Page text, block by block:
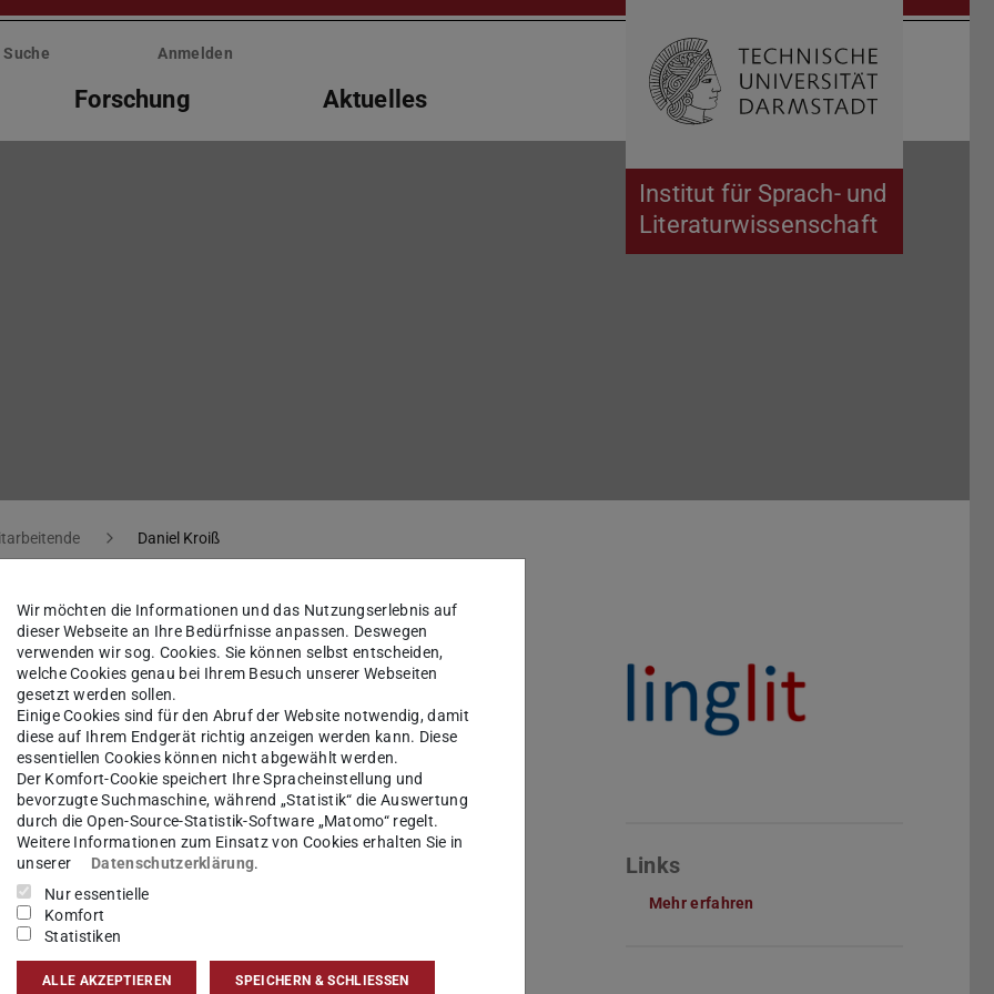
Institut für Sprach- und
Literaturwissenschaft
Suche Anmelden
Forschung Aktuelles Suche öffnen
Daniel Kroiß
Kroiß
Mitarbeiter im Projekt Digitales
Deutschlands (DFD)
mainz.de
6131 577250
Links
Mehr erfahren
Wir möchten die Informationen und das Nutzungserlebnis auf
dieser Webseite an Ihre Bedürfnisse anpassen. Deswegen
verwenden wir sog. Cookies. Sie können selbst entscheiden,
welche Cookies genau bei Ihrem Besuch unserer Webseiten
gesetzt werden sollen.
Einige Cookies sind für den Abruf der Website notwendig, damit
diese auf Ihrem Endgerät richtig anzeigen werden kann. Diese
essentiellen Cookies können nicht abgewählt werden.
Der Komfort-Cookie speichert Ihre Spracheinstellung und
bevorzugte Suchmaschine, während „Statistik“ die Auswertung
durch die Open-Source-Statistik-Software „Matomo“ regelt.
Weitere Informationen zum Einsatz von Cookies erhalten Sie in
unserer
Datenschutzerklärung.
Nur essentielle
Komfort
Statistiken
ALLE AKZEPTIEREN SPEICHERN & SCHLIESSEN